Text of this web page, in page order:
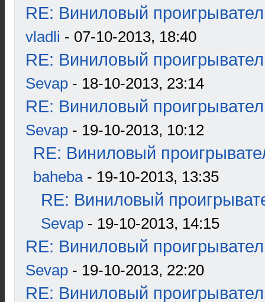
RE: Виниловый
vladli - 07-10-2013, 18:40
RE: Виниловый
Sevap - 18-10-2013, 23:14
RE: Виниловый
Sevap - 19-10-2013, 10:12
RE: Виниловый
baheba- 19-10-2013, 13:35
RE: Виниловый
Sevap - 19-10-2013, 14:15
RE: Виниловый
Sevap - 19-10-2013, 22:20
RE: Виниловый